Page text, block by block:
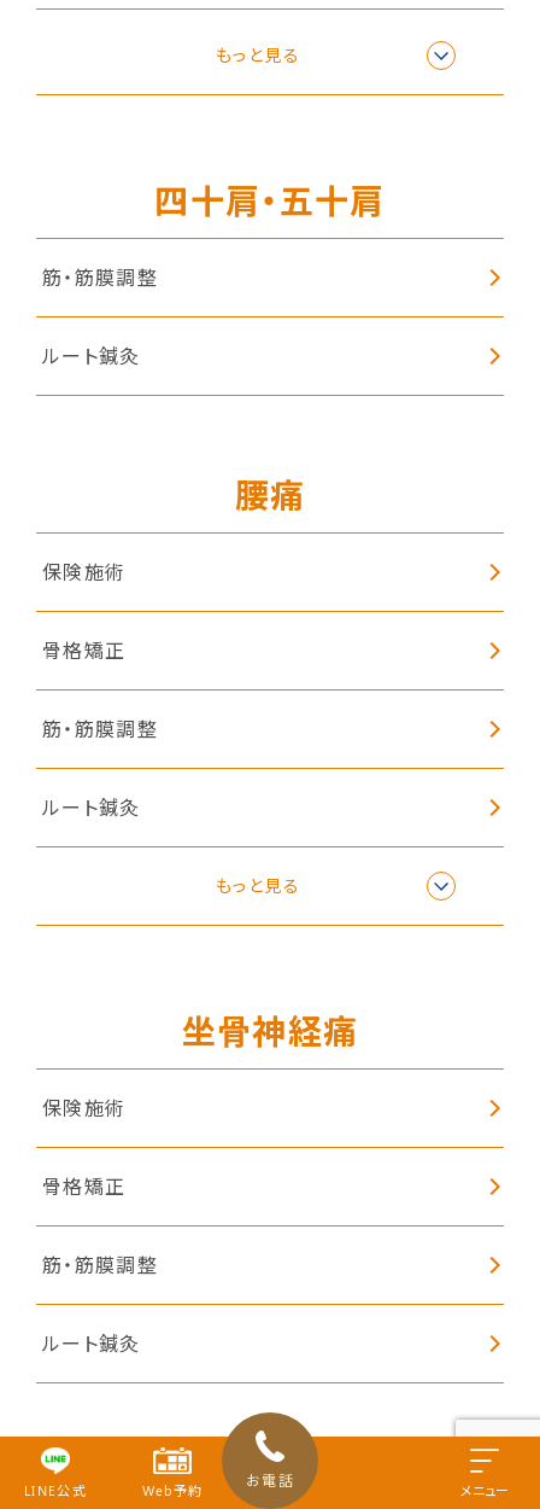
LINE公式 Web予約
お電話
メニュー
もっと見る
四十肩・五十肩
筋・筋膜調整
ルート鍼灸
腰痛
保険施術
骨格矯正
筋・筋膜調整
ルート鍼灸
もっと見る
坐骨神経痛
保険施術
骨格矯正
筋・筋膜調整
ルート鍼灸
ぎっくり腰